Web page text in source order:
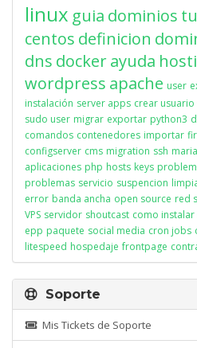
linux guia dominios
centos definicion
dns dockerayuda
wordpress apache user
instalación server apps crear usuario
sudo user migrar exportar python3
comandos contenedores importar
configserver cms migration ssh
aplicaciones php hosts keys
problemas servicio suspencion
error banda ancha open source red
VPS servidor shoutcast como instalar
epp paquete social media cron jobs
litespeed hospedaje frontpage
Soporte
Mis Tickets de Soporte